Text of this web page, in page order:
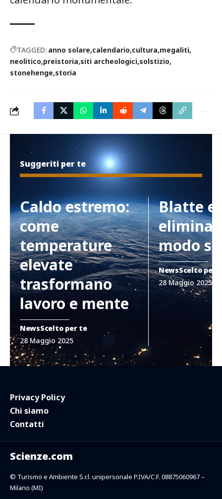
TAGGED: anno solare calendario cultura megaliti
neolitico preistoria siti archeologici solstizio
stonehenge storia
Suggeriti per te
Caldo estremo:
come
temperature
elevate
trasformano
lavoro e mente
NewsScelto per te
28 Maggio 2025
Blatte e
modo
NewsScelto per
28 Maggio 2025
Scienze.com
© Turismo e Ambiente S.r.l. unipersonale P.IVA/C.F. 08875060967 –
Milano (MI)
Privacy Policy
Chi siamo
Contatti